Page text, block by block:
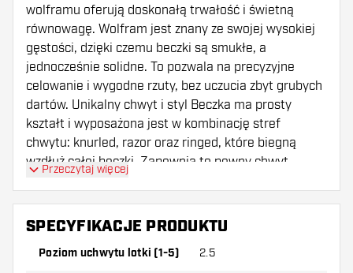
wolframu oferują doskonałą trwałość i świetną
równowagę. Wolfram jest znany ze swojej wysokiej
gęstości, dzięki czemu beczki są smukłe, a
jednocześnie solidne. To pozwala na precyzyjne
celowanie i wygodne rzuty, bez uczucia zbyt grubych
dartów. Unikalny chwyt i styl Beczka ma prosty
kształt i wyposażona jest w kombinację stref
chwytu: knurled, razor oraz ringed, które biegną
wzdłuż całej beczki. Zapewnia to pewny chwyt,
preferujących subtelny, ale skuteczny chwyt. Czarny
wygląd, który z pewnością przyciąga uwagę podczas
Przeczytaj więcej
SPECYFIKACJE PRODUKTU
Poziom uchwytu lotki (1-5) 2.5